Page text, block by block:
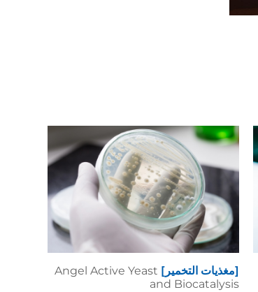
[مغذيات التخمير] Angel Active Yeast
and Biocatalysis